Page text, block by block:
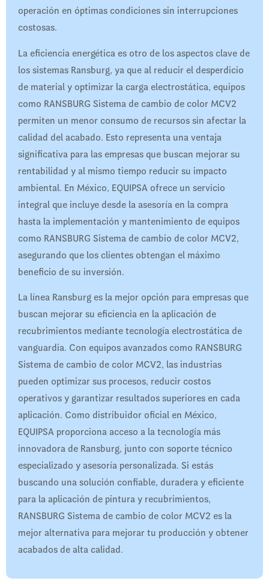
operación en óptimas condiciones sin interrupciones
costosas.
La eficiencia energética es otro de los aspectos clave de
los sistemas Ransburg, ya que al reducir el desperdicio
de material y optimizar la carga electrostática, equipos
como RANSBURG Sistema de cambio de color MCV2
permiten un menor consumo de recursos sin afectar la
calidad del acabado. Esto representa una ventaja
significativa para las empresas que buscan mejorar su
rentabilidad y al mismo tiempo reducir su impacto
ambiental. En México, EQUIPSA ofrece un servicio
integral que incluye desde la asesoría en la compra
hasta la implementación y mantenimiento de equipos
como RANSBURG Sistema de cambio de color MCV2,
asegurando que los clientes obtengan el máximo
beneficio de su inversión.
La línea Ransburg es la mejor opción para empresas que
buscan mejorar su eficiencia en la aplicación de
recubrimientos mediante tecnología electrostática de
vanguardia. Con equipos avanzados como RANSBURG
Sistema de cambio de color MCV2, las industrias
pueden optimizar sus procesos, reducir costos
operativos y garantizar resultados superiores en cada
aplicación. Como distribuidor oficial en México,
EQUIPSA proporciona acceso a la tecnología más
innovadora de Ransburg, junto con soporte técnico
especializado y asesoría personalizada. Si estás
buscando una solución confiable, duradera y eficiente
para la aplicación de pintura y recubrimientos,
RANSBURG Sistema de cambio de color MCV2 es la
mejor alternativa para mejorar tu producción y obtener
acabados de alta calidad.